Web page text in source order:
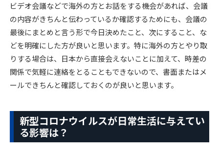
ビデオ会議などで海外の方とお話をする機会があれば、会議
の内容がきちんと伝わっているか確認するためにも、会議の
最後にまとめと言う形で今日決めたこと、次にすること、な
どを明確にした方が良いと思います。特に海外の方とやり取
りする場合は、日本から直接会えないことに加えて、時差の
関係で気軽に連絡をとることもできないので、書面またはメ
ールできちんと確認しておくのが良いと思います。
新型コロナウイルスが日常生活に与えてい
る影響は？